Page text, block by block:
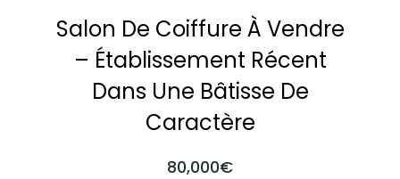
Salon De Coiffure À Vendre
– Établissement Récent
Dans Une Bâtisse De
Caractère
80,000€